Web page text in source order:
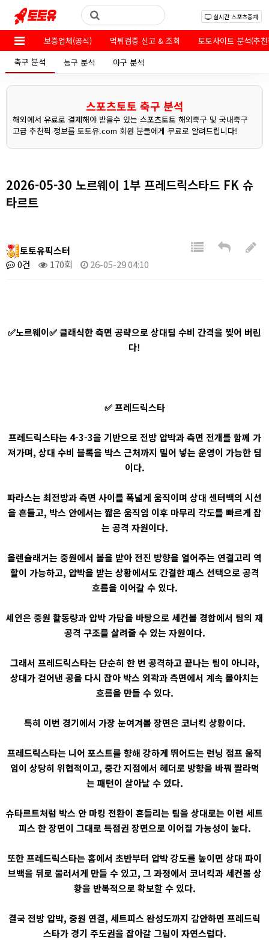
실시간 스포츠중계
보증업체(공식) 먹튀검증 신고 & 조회
토토사이트 분석(추
축구 분석
농구 분석 야구 분석
스포츠토토 축구 분석
해외에서 유료로 결제해야 받을수 있는 스포츠토토 해외축구 및 국내축구
고급 추천픽 정보를 토토유.com 회원 분들에게 무료로 알려드립니다!
2026-05-30 노르웨이 1부 프레드릭스타드 FK 슈
타르트
토토유픽스터
0건
170회 26-05-29 04:10
✅노르웨이✅ 클래식한 측면 공략으로 상대팀 수비 간격을 찢어 버린
다!
✅ 프레드릭스타
프레드릭스타는 4-3-3을 기반으로 전방 압박과 측면 전개를 함께 가
져가며, 상대 수비 블록을 박스 근처까지 밀어 넣는 운영이 가능한 팀
이다.
파라스는 최전방과 측면 사이를 폭넓게 움직이며 상대 센터백의 시선
을 흔들고, 박스 안에서는 짧은 움직임 이후 마무리 각도를 빠르게 잡
는 공격 자원이다.
올렌슐래거는 중원에서 볼을 받아 전진 방향을 열어주는 연결고리 역
할이 가능하고, 압박을 받는 상황에서도 간결한 패스 선택으로 공격
흐름을 이어갈 수 있다.
셰인은 중원 활동량과 압박 가담을 바탕으로 세컨볼 경합에서 팀의 재
공격 구조를 살려줄 수 있는 자원이다.
그래서 프레드릭스타는 단순히 한 번 공격하고 끝나는 팀이 아니라,
상대가 걷어낸 공을 다시 잡아 박스 외곽과 측면에서 계속 몰아치는
흐름을 만들 수 있다.
특히 이번 경기에서 가장 눈여겨볼 장면은 코너킥 상황이다.
프레드릭스타는 니어 포스트를 향해 강하게 뛰어드는 런닝 점프 움직
임이 상당히 위협적이고, 중간 지점에서 헤더로 방향을 바꿔 짤라먹
는 패턴이 살아날 수 있다.
슈타르트처럼 박스 안 마킹 전환이 흔들리는 팀을 상대로는 이런 세트
피스 한 장면이 그대로 득점권 장면으로 이어질 가능성이 높다.
또한 프레드릭스타는 홈에서 초반부터 압박 강도를 높이면 상대 파이
브백을 뒤로 물러서게 만들 수 있고, 그 과정에서 코너킥과 세컨볼 상
황을 반복적으로 확보할 수 있다.
결국 전방 압박, 중원 연결, 세트피스 완성도까지 감안하면 프레드릭
스타가 경기 주도권을 잡아갈 그림이 자연스럽다.